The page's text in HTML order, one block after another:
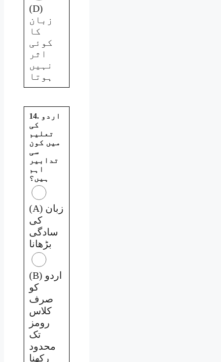
(D)
زبان
کا
کوئی
اثر
نہیں
ہوتا
14. اردو
کی
تعلیم
میں کون
سی
تدابیر
اہم
ہیں؟
(A) زبان
کی
سادگی
بڑھانا
(B) اردو
کو
صرف
کلاس
رومز
تک
محدود
رکھنا